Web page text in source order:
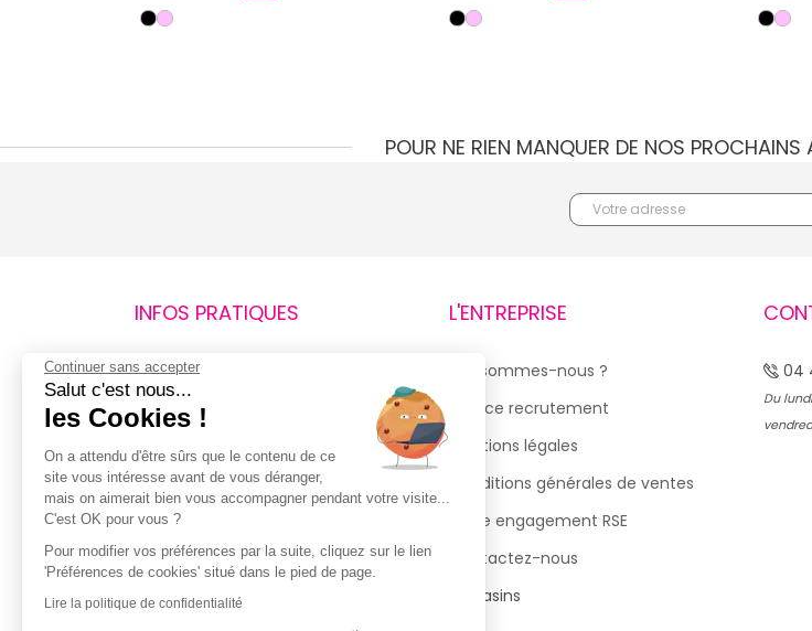
POUR NE RIEN MANQUER DE NOS
INFOS PRATIQUES
Retours et remboursements
Suivi de commande
Livraisons
Guide des tailles
Politique de confidentialité
Conditions générales d’utilisation
de la Carte de Fidélité
L'ENTREPRISE
Qui sommes-nous ?
Espace recrutement
Mentions légales
Conditions générales de ventes
Notre engagement RSE
Contactez-nous
Magasins
04
Du
Continuer sans accepter
Salut c'est nous...
les Cookies !
On a attendu d'être sûrs que le contenu de ce
site vous intéresse avant de vous déranger,
mais on aimerait bien vous accompagner pendant votre visite...
C'est OK pour vous ?
Pour modifier vos préférences par la suite, cliquez sur le lien
'Préférences de cookies' situé dans le pied de page.
Lire la politique de confidentialité